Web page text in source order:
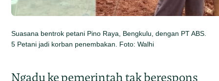
Suasana bentrok petani Pino Raya, Bengkulu, dengan PT ABS.
5 Petani jadi korban penembakan. Foto: Walhi
Ngaduke pemerintah tak berespons